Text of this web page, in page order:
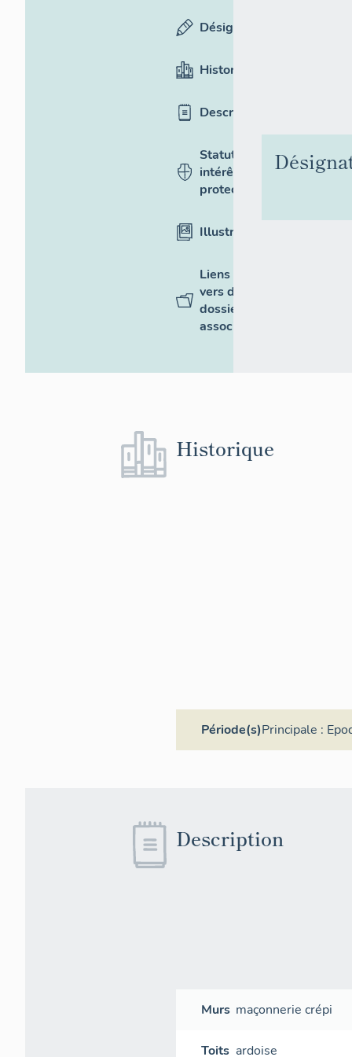
Désignation
Historique
Description
Statut,
intérêt et
protection
Illustrations
Liens
vers des
dossiers
associés
Historique
Période(s)Principale :
Description
Murs maçonnerie crépi
Toits ardoise